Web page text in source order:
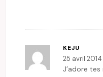
KEJU
25 avril 2014
J’adore